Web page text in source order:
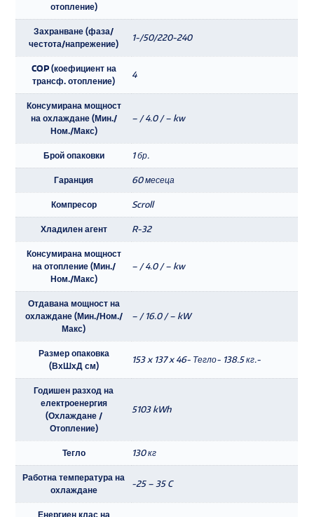
отопление)
Захранване (фаза/
честота/напрежение)
1-/50/220-240
COP (коефициент на
трансф. отопление)
4
Консумирана мощност
на охлаждане (Мин./
Ном./Макс)
– / 4.0 / – kw
Брой опаковки 1 бр.
Гаранция 60 месеца
Компресор Scroll
Хладилен агент R-32
Консумирана мощност
на отопление (Мин./
Ном./Макс)
– / 4.0 / – kw
Отдавана мощност на
охлаждане (Мин./Ном./
Макс)
– / 16.0 / – kW
Размер опаковка
(ВхШхД см)
153 x 137 x 46- Тегло- 138.5 кг.-
Годишен разход на
електроенергия
(Охлаждане /
Отопление)
5103 kWh
Тегло 130 кг
Работна температура на
охлаждане
-25 – 35 C
Енергиен клас на